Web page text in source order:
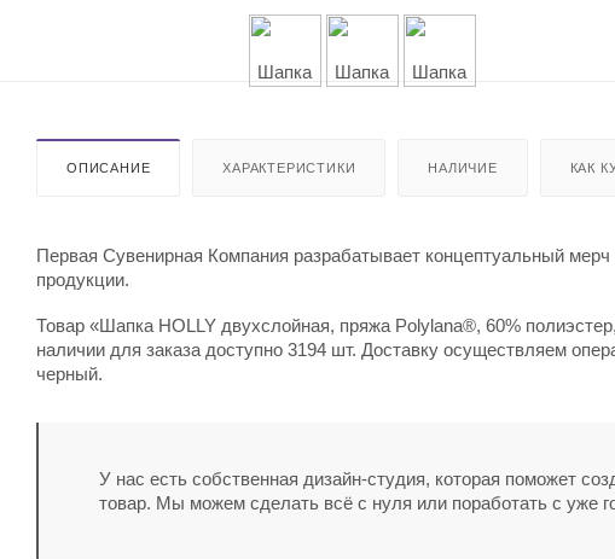
ОПИСАНИЕ ХАРАКТЕРИСТИКИ НАЛИЧИЕ КАК
Первая Сувенирная Компания разрабатывает концептуальный
продукции.
Товар «Шапка HOLLY двухслойная, пряжа Polylana®, 60%
наличии для заказа доступно 3194 шт. Доставку осуществляем
черный.
У нас есть собственная дизайн-студия, которая поможет
товар. Мы можем сделать всё с нуля или поработать с уже